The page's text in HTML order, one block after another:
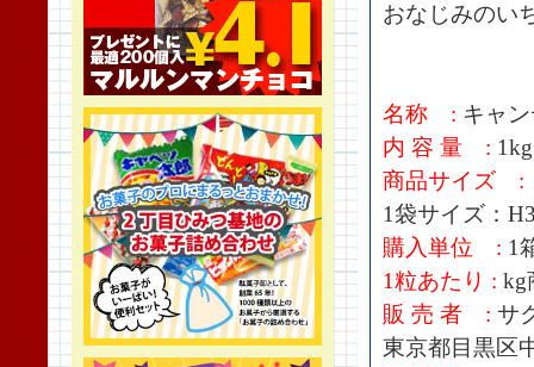
おなじみのい
名称 : キャ
内 容 量 : 1kg
商品サイズ :
1袋サイズ：
購入単位 : 1
1粒あたり : kg
販 売 者 : サ
東京都目黒区